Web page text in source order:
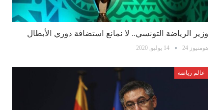
وزير الرياضة التونسي.. لا نمانع استضافة دوري الأبطال
هومنيوز 24 14 يوليو, 2020
عالم رياضة